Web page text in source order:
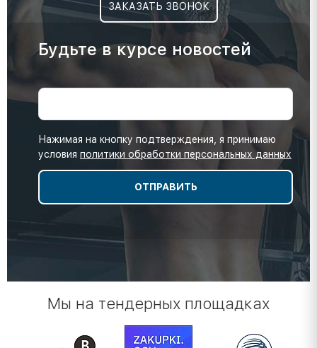
ЗАКАЗАТЬ ЗВОНОК
Будьте в курсе новостей
Нажимая на кнопку подтверждения, я принимаю
условия политики обработки персональных данных
Мы на тендерных площадках